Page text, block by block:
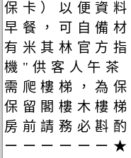
保卡）以便資
早餐，可自備
有米其林官方
機"供客人午茶
需爬樓梯，為
保留閣樓木樓
房前請務必斟
ーーーーーー